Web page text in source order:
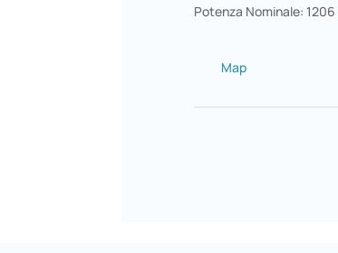
Potenza Nominale: 1206
Map